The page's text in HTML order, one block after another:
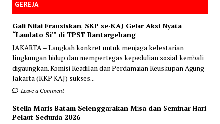
GEREJA
Gali Nilai Fransiskan, SKP se-KAJ Gelar Aksi Nyata
“Laudato Si’” di TPST Bantargebang
JAKARTA – Langkah konkret untuk menjaga kelestarian
lingkungan hidup dan mempertegas kepedulian sosial kembali
digaungkan. Komisi Keadilan dan Perdamaian Keuskupan Agung
Jakarta (KKP KAJ) sukses...
Leave a Comment
Stella Maris Batam Selenggarakan Misa dan Seminar Hari
Pelaut Sedunia 2026